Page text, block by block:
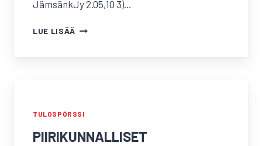
JämsänkJy 2.05,10 3)…
LUE LISÄÄ JÄMSÄN
TULOSPÖRSSI
PIIRIKUNNALLISET